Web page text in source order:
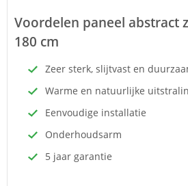
Voordelen paneel abstract
180 cm
Zeer sterk, slijtvast en
Warme en natuurlijke
Eenvoudige installatie
Onderhoudsarm
5 jaar garantie